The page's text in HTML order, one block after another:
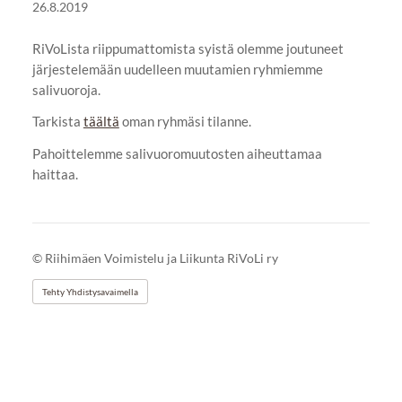
26.8.2019
RiVoLista riippumattomista syistä olemme joutuneet
järjestelemään uudelleen muutamien ryhmiemme
salivuoroja.
Tarkista täältä oman ryhmäsi tilanne.
Pahoittelemme salivuoromuutosten aiheuttamaa
haittaa.
© Riihimäen Voimistelu ja Liikunta RiVoLi ry
Tehty Yhdistysavaimella